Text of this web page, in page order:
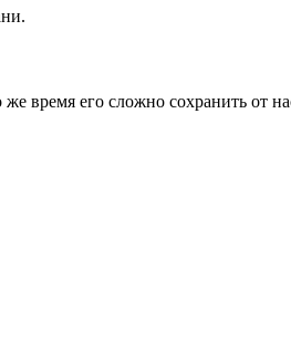
время его сложно сохранить от